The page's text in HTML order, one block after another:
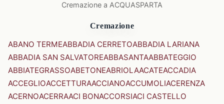
Cremazione a ACQUASPARTA
Cremazione
ABANO TERMEABBADIA CERRETOABBADIA LARIANA
ABBADIA SAN SALVATOREABBASANTAABBATEGGIO
ABBIATEGRASSOABETONEABRIOLAACATEACCADIA
ACCEGLIOACCETTURAACCIANOACCUMOLIACERENZA
ACERNOACERRAACI BONACCORSIACI CASTELLO